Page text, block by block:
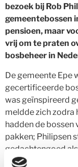
bezoek bij Rob
gemeentebossen
pensioen, maar
vrij om te praten
bosbeheer in
De gemeente Epe
gecertificeerde
was geïnspireerd
meldde zich zodra
hadden de
pakken; Philipsen
gedachtengoed